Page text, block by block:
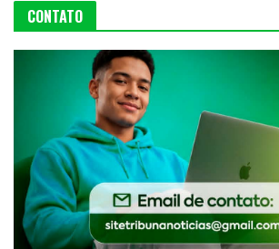
CONTATO